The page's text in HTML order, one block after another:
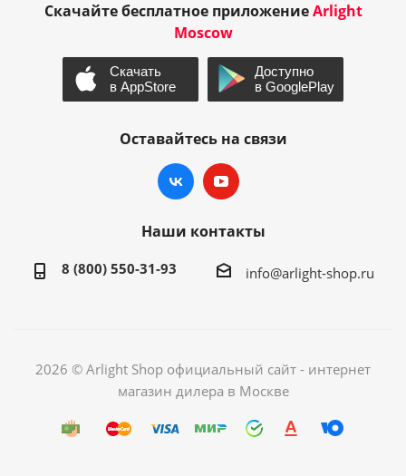
Скачайте бесплатное приложениеArlight
Moscow
Оставайтесь на связи
Наши контакты
8 (800) 550-31-93 info@arlight-shop.ru
2026 © Arlight Shop официальный сайт - интернет
магазин дилера в Москве